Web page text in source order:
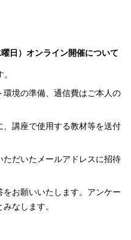
日）オンライン開催について
境の準備、通信費はご本人の
講座で使用する教材等を送付
だいたメールアドレスに招待
お願いいたします。アンケー
なします。